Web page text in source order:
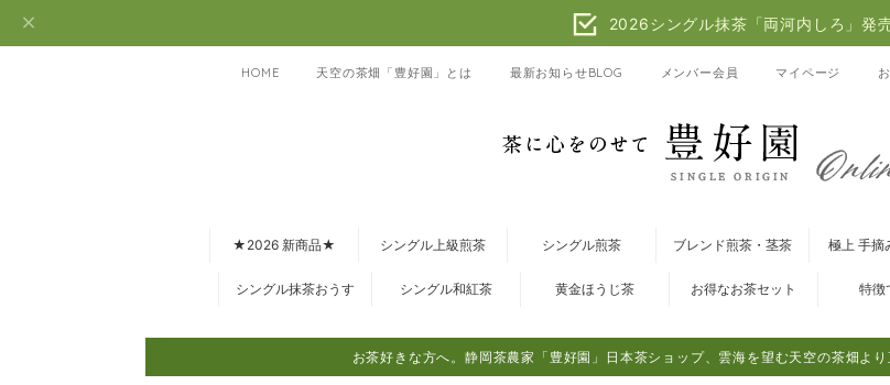
2026シングル抹茶「両河内しろ」発
HOME 天空の茶畑「豊好園」とは 最新お知らせBLOG メンバー会員 マイページ
★2026 新商品★ シングル上級煎茶 シングル煎茶 ブレンド煎茶・茎茶 極上 手摘
シングル抹茶おうす シングル和紅茶 黄金ほうじ茶 お得なお茶セット 特徴
お茶好きな方へ。静岡茶農家「豊好園」日本茶ショップ、雲海を望む天空の茶畑よ